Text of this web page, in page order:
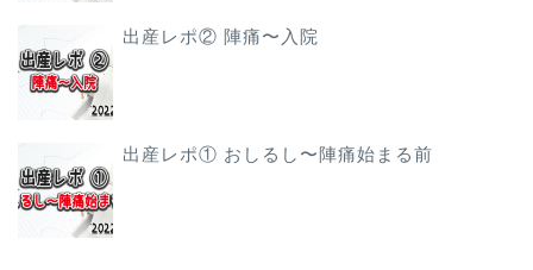
出産レポ② 陣痛〜入院
出産レポ① おしるし〜陣痛始まる前